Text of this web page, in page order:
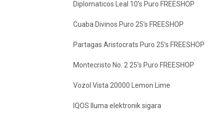
Diplomaticos Leal 10’s Puro FREESHOP
Cuaba Divinos Puro 25’s FREESHOP
Partagas Aristocrats Puro 25’s FREESHOP
Montecristo No. 2 25’s Puro FREESHOP
Vozol Vista 20000 Lemon Lime
IQOS Iluma elektronik sigara